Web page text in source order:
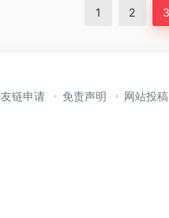
1 2 3
友链申请 免责声明 网站投稿